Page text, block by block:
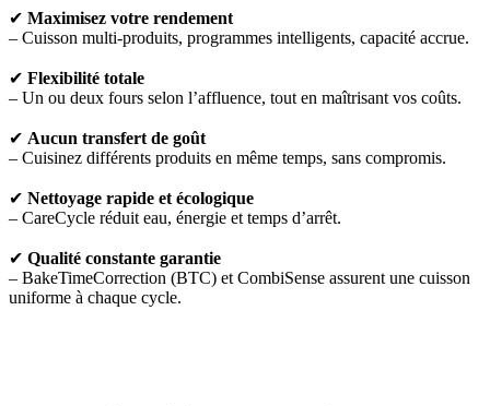
✔ Maximisez votre rendement
– Cuisson multi-produits, programmes intelligents, capacité accrue.
✔ Flexibilité totale
– Un ou deux fours selon l’affluence, tout en maîtrisant vos coûts.
✔ Aucun transfert de goût
– Cuisinez différents produits en même temps, sans compromis.
✔ Nettoyage rapide et écologique
– CareCycle réduit eau, énergie et temps d’arrêt.
✔ Qualité constante garantie
– BakeTimeCorrection (BTC) et CombiSense assurent une cuisson
uniforme à chaque cycle.